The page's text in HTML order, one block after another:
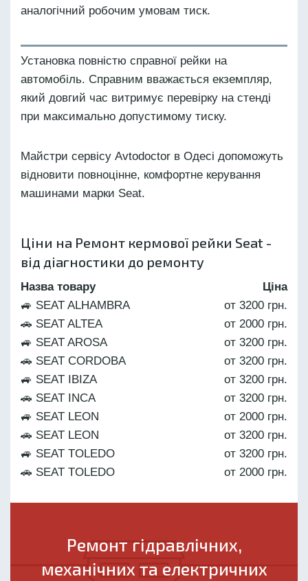
аналогічний робочим умовам тиск.
Установка повністю справної рейки на
автомобіль. Справним вважається екземпляр,
який довгий час витримує перевірку на стенді
при максимально допустимому тиску.
Майстри сервісу Avtodoctor в Одесі допоможуть
відновити повноцінне, комфортне керування
машинами марки Seat.
Ціни на Ремонт кермової рейки Seat -
від діагностики до ремонту
Назва товару
Ціна
🚙 SEAT ALHAMBRA
от 3200 грн.
🚗 SEAT ALTEA
от 2000 грн.
🚙 SEAT AROSA
от 3200 грн.
🚗 SEAT CORDOBA
от 3200 грн.
🚙 SEAT IBIZA
от 3200 грн.
🚗 SEAT INCA
от 3200 грн.
🚙 SEAT LEON
от 2000 грн.
🚗 SEAT LEON
от 3200 грн.
🚙 SEAT TOLEDO
от 3200 грн.
🚗 SEAT TOLEDO
от 2000 грн.
Ремонт гідравлічних,
механічних та електричних